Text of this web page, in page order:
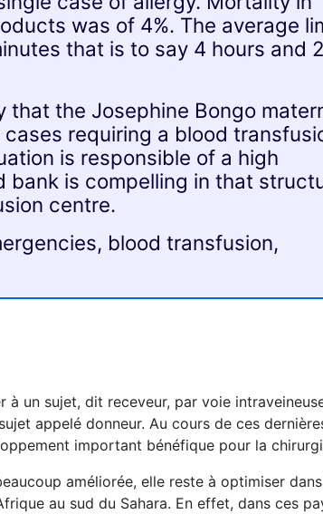
was of 4%. The average
that is to say 4 hours and
that the Josephine Bongo
requiring a blood
is responsible of a high
bank is compelling in that
centre.
blood transfusion,
un sujet, dit receveur, par voie
appelé donneur. Au cours de ces
important bénéfique pour la
améliorée, elle reste à optimiser
au sud du Sahara. En effet, dans ces